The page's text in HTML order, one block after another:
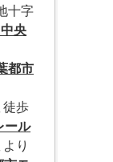
十字
央
都市
徒歩
ール
より